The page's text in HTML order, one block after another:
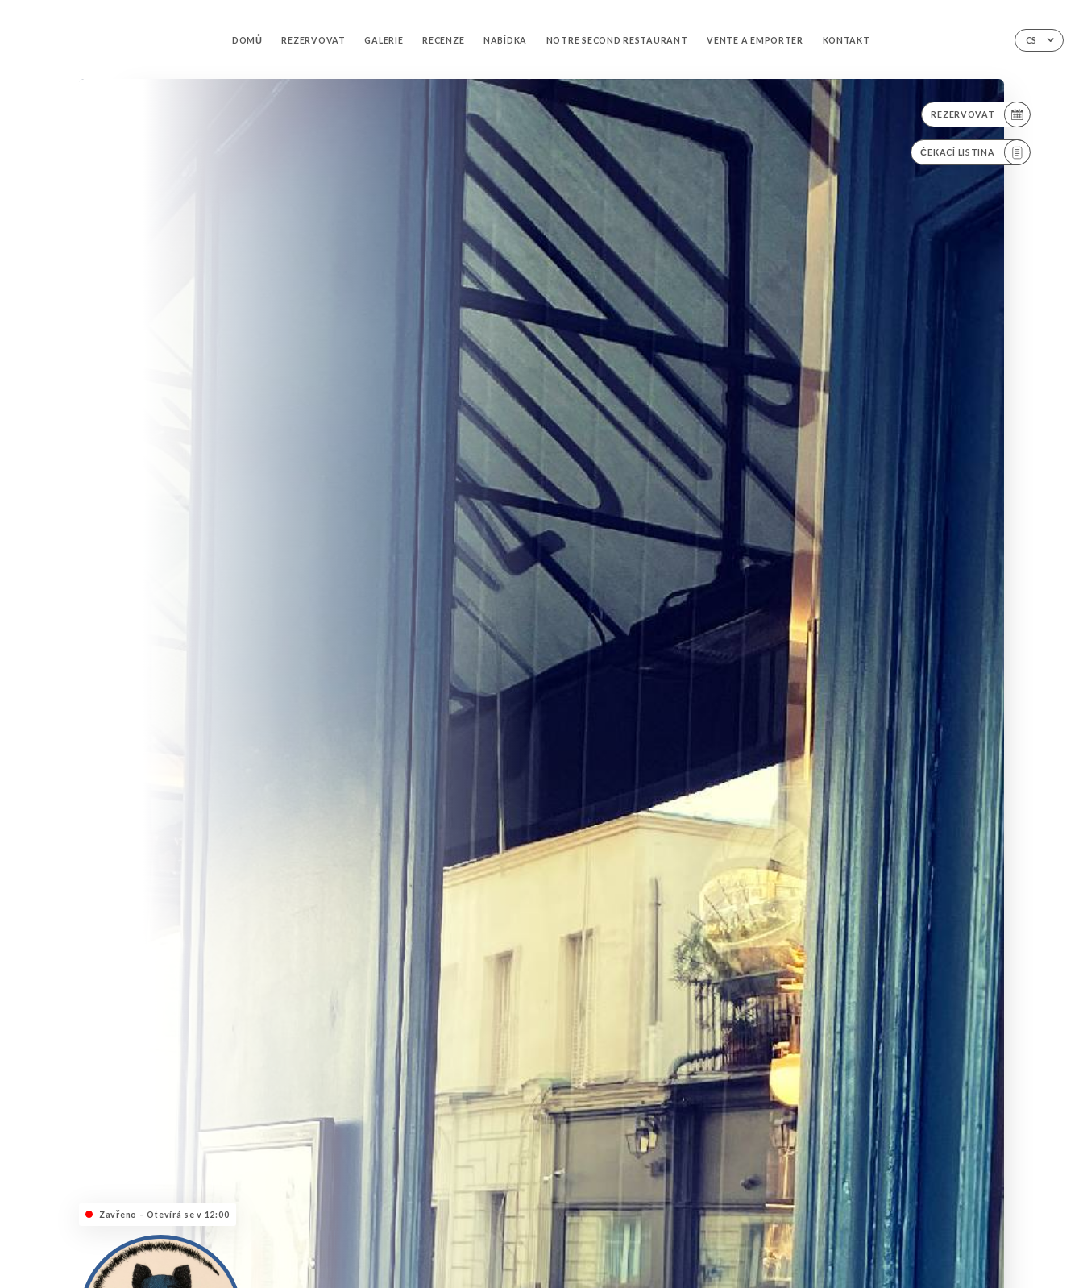
CS
DOMŮ REZERVOVAT GALERIE RECENZE NABÍDKA NOTRE SECOND RESTAURANT VENTE A EMPORTER KONTAKT
REZERVOVAT
ČEKACÍ LISTINA
Zavřeno – Otevírá se v 12:00